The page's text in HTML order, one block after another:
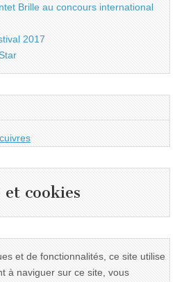
Brille au concours international
2017
cookies
et de fonctionnalités, ce site utilise
à naviguer sur ce site, vous